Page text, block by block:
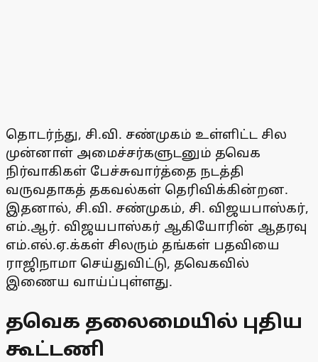
தொடர்ந்து, சி.வி. சண்முகம் உள்ளிட்ட சில
முன்னாள் அமைச்சர்களுடனும் தவெக
நிர்வாகிகள் பேச்சுவார்த்தை நடத்தி
வருவதாகத் தகவல்கள் தெரிவிக்கின்றன.
இதனால், சி.வி. சண்முகம், சி. விஜயபாஸ்கர்,
எம்.ஆர். விஜயபாஸ்கர் ஆகியோரின் ஆதரவு
எம்.எல்.ஏ.க்கள் சிலரும் தங்கள் பதவியை
ராஜிநாமா செய்துவிட்டு, தவெகவில்
இணைய வாய்ப்புள்ளது.
தவெக தலைமையில் புதிய
கூட்டணி